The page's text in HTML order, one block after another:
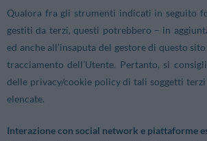
Qualora fra gli strumenti indicati in seguito
gestiti da terzi, questi potrebbero – in
ed anche all’insaputa del gestore di questo
tracciamento dell’Utente. Pertanto, si
delle privacy/cookie policy di tali soggetti
elencate.
Interazione con social network e piattaforme